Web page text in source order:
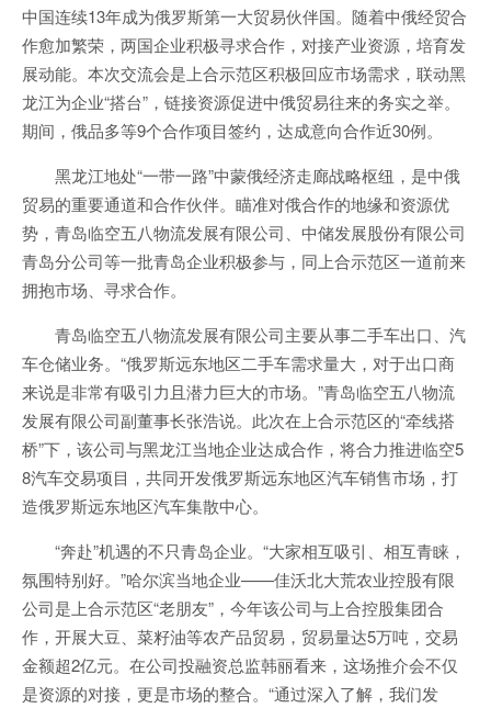
中国连续13年成为俄罗斯第一大贸易伙伴国。随着中俄经贸合
作愈加繁荣，两国企业积极寻求合作，对接产业资源，培育发
展动能。本次交流会是上合示范区积极回应市场需求，联动黑
龙江为企业“搭台”，链接资源促进中俄贸易往来的务实之举。
期间，俄品多等9个合作项目签约，达成意向合作近30例。
黑龙江地处“一带一路”中蒙俄经济走廊战略枢纽，是中俄
贸易的重要通道和合作伙伴。瞄准对俄合作的地缘和资源优
势，青岛临空五八物流发展有限公司、中储发展股份有限公司
青岛分公司等一批青岛企业积极参与，同上合示范区一道前来
拥抱市场、寻求合作。
青岛临空五八物流发展有限公司主要从事二手车出口、汽
车仓储业务。“俄罗斯远东地区二手车需求量大，对于出口商
来说是非常有吸引力且潜力巨大的市场。”青岛临空五八物流
发展有限公司副董事长张浩说。此次在上合示范区的“牵线搭
桥”下，该公司与黑龙江当地企业达成合作，将合力推进临空5
8汽车交易项目，共同开发俄罗斯远东地区汽车销售市场，打
造俄罗斯远东地区汽车集散中心。
“奔赴”机遇的不只青岛企业。“大家相互吸引、相互青睐，
氛围特别好。”哈尔滨当地企业——佳沃北大荒农业控股有限
公司是上合示范区“老朋友”，今年该公司与上合控股集团合
作，开展大豆、菜籽油等农产品贸易，贸易量达5万吨，交易
金额超2亿元。在公司投融资总监韩丽看来，这场推介会不仅
是资源的对接，更是市场的整合。“通过深入了解，我们发